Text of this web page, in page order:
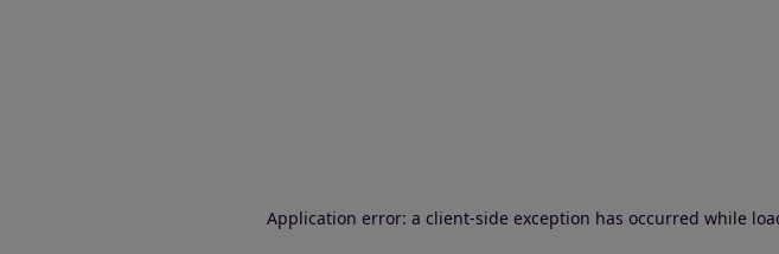
Application error: a client-side exception has occurred while